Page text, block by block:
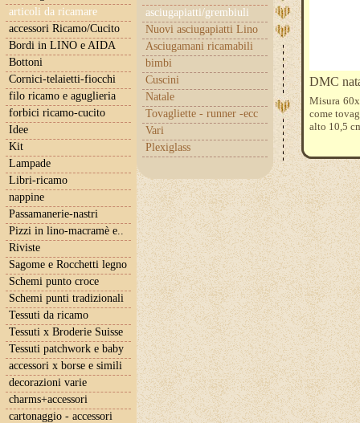
articoli da ricamare
asciugapiatti/grembiuli
Nuovi asciugapiatti Lino
Asciugamani ricamabili
bimbi
Cuscini
Natale
Tovagliette - runner -ecc
Vari
Plexiglass
accessori Ricamo/Cucito
Bordi in LINO e AIDA
Bottoni
Cornici-telaietti-fiocchi
filo ricamo e aguglieria
forbici ricamo-cucito
Idee
Kit
Lampade
Libri-ricamo
nappine
Passamanerie-nastri
Pizzi in lino-macramè e..
Riviste
Sagome e Rocchetti legno
Schemi punto croce
Schemi punti tradizionali
Tessuti da ricamo
Tessuti x Broderie Suisse
Tessuti patchwork e baby
accessori x borse e simili
decorazioni varie
charms+accessori
cartonaggio - accessori
DMC
Misura
come
alto 10,5